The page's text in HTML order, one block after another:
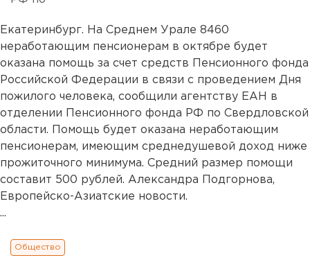
Екатеринбург. На Среднем Урале 8460
неработающим пенсионерам в октябре будет
оказана помощь за счет средств Пенсионного фонда
Российской Федерации в связи с проведением Дня
пожилого человека, сообщили агентству ЕАН в
отделении Пенсионного фонда РФ по Свердловской
области. Помощь будет оказана неработающим
пенсионерам, имеющим среднедушевой доход ниже
прожиточного минимума. Средний размер помощи
составит 500 рублей. Александра Подгорнова,
Европейско-Азиатские новости.
...
Общество